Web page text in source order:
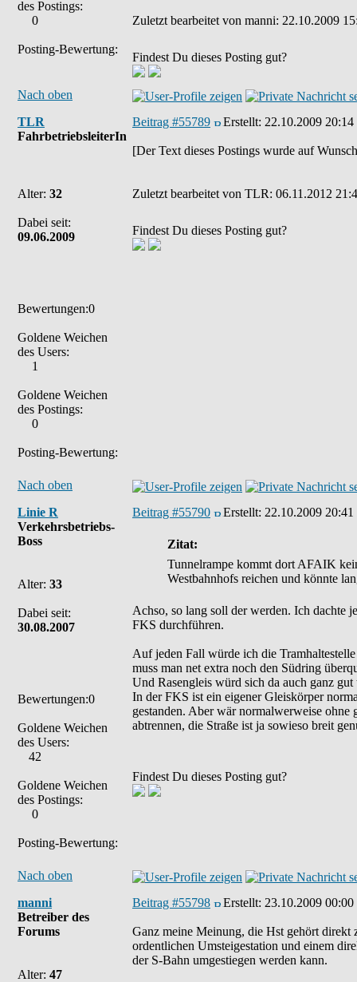
des Postings:
0
Posting-Bewertung:
Zuletzt bearbeitet von manni: 22.10.2009
Findest Du dieses Posting gut?
Nach oben
TLR
FahrbetriebsleiterIn
Alter: 32
Dabei seit:
09.06.2009
Bewertungen:0
Goldene Weichen
des Users:
1
Goldene Weichen
des Postings:
0
Posting-Bewertung:
Beitrag #55789 Erstellt: 22.10.2009 20:14
[Der Text dieses Postings wurde auf
Zuletzt bearbeitet von TLR: 06.11.2012
Findest Du dieses Posting gut?
Nach oben
Linie R
Verkehrsbetriebs-
Boss
Alter: 33
Dabei seit:
30.08.2007
Bewertungen:0
Goldene Weichen
des Users:
42
Goldene Weichen
des Postings:
0
Posting-Bewertung:
Beitrag #55790 Erstellt: 22.10.2009 20:41
Zitat:
Tunnelrampe kommt dort AFAIK
Westbahnhofs reichen und könnte
Achso, so lang soll der werden. Ich dachte
FKS durchführen.
Auf jeden Fall würde ich die
muss man net extra noch den Südring
Und Rasengleis würd sich da auch ganz
In der FKS ist ein eigener Gleiskörper
gestanden. Aber wär normalwerweise
abtrennen, die Straße ist ja sowieso breit
Findest Du dieses Posting gut?
Nach oben
manni
Betreiber des
Forums
Alter: 47
Beitrag #55798 Erstellt: 23.10.2009 00:00
Ganz meine Meinung, die Hst gehört direkt
ordentlichen Umsteigestation und einem
der S-Bahn umgestiegen werden kann.